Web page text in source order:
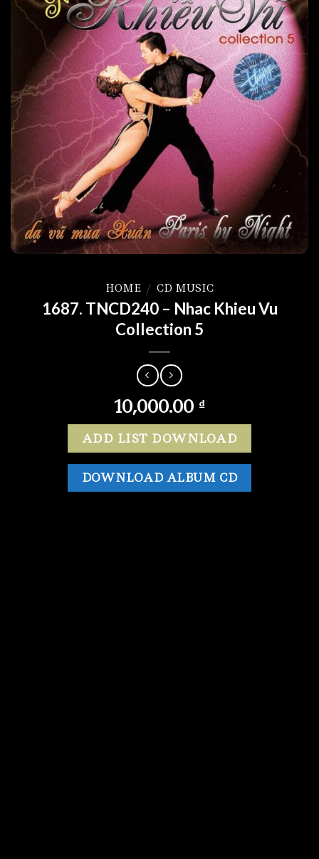
HOME / CD MUSIC
1687. TNCD240 – Nhac Khieu Vu
Collection 5
10,000.00 ₫
ADD LIST DOWNLOAD
DOWNLOAD ALBUM CD